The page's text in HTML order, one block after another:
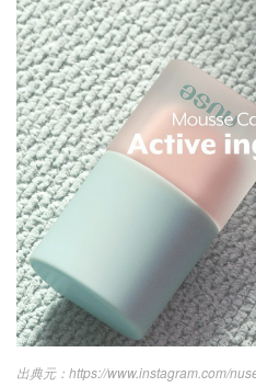
https://www.instagram.com/